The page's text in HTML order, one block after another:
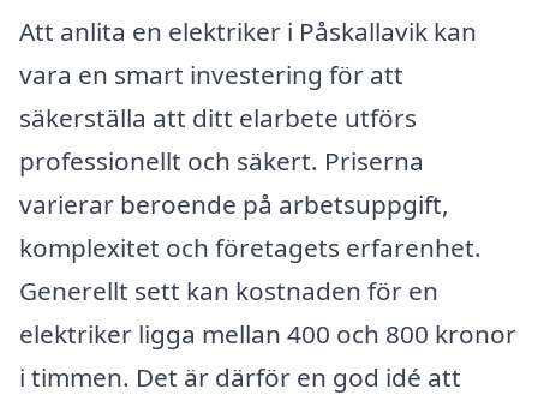
Att anlita en elektriker i Påskallavik kan
vara en smart investering för att
säkerställa att ditt elarbete utförs
professionellt och säkert. Priserna
varierar beroende på arbetsuppgift,
komplexitet och företagets erfarenhet.
Generellt sett kan kostnaden för en
elektriker ligga mellan 400 och 800 kronor
i timmen. Det är därför en god idé att